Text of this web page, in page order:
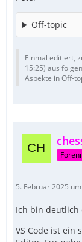
Off-topic
Einmal editiert,
15:25) aus
Aspekte in Off-
5. Februar 2025
Ich bin deutlich
VS Code ist